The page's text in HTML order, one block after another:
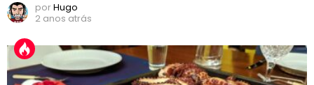
porHugo
2 anos atrás